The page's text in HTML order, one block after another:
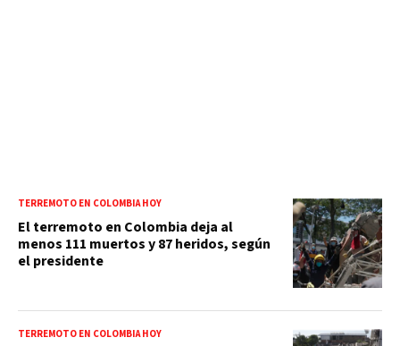
TERREMOTO EN COLOMBIA HOY
El terremoto en Colombia deja al
menos 111 muertos y 87 heridos, según
el presidente
TERREMOTO EN COLOMBIA HOY